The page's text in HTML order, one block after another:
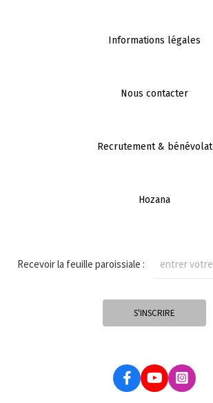
Informations légales
Nous contacter
Recrutement & bénévolat
Hozana
Recevoir la feuille paroissiale :